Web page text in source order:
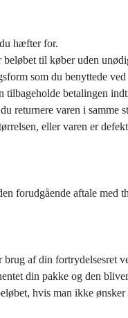
hæfter for.
til køber uden
som du benyttede
tilbageholde betalingen
returnere varen i samme
eller varen er
forudgående aftale med
af din fortrydelsesret
din pakke og den
hvis man ikke ønsker